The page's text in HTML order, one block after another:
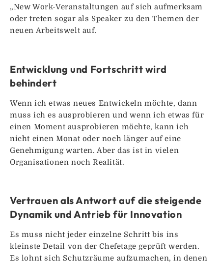
„New Work-Veranstaltungen auf sich aufmerksam
oder treten sogar als Speaker zu den Themen der
neuen Arbeitswelt auf.
Entwicklung und Fortschritt wird
behindert
Wenn ich etwas neues Entwickeln möchte, dann
muss ich es ausprobieren und wenn ich etwas für
einen Moment ausprobieren möchte, kann ich
nicht einen Monat oder noch länger auf eine
Genehmigung warten. Aber das ist in vielen
Organisationen noch Realität.
Vertrauen als Antwort auf die steigende
Dynamik und Antrieb für Innovation
Es muss nicht jeder einzelne Schritt bis ins
kleinste Detail von der Chefetage geprüft werden.
Es lohnt sich Schutzräume aufzumachen, in denen